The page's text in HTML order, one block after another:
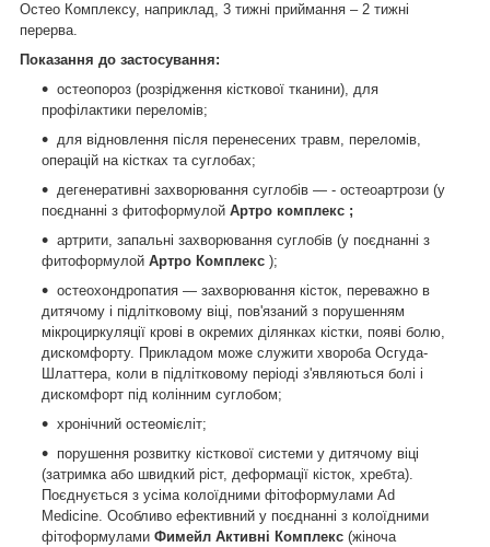
Остео Комплексу, наприклад, 3 тижні приймання – 2 тижні
перерва.
Показання до застосування:
остеопороз (розрідження кісткової тканини), для
профілактики переломів;
для відновлення після перенесених травм, переломів,
операцій на кістках та суглобах;
дегенеративні захворювання суглобів ― - остеоартрози (у
поєднанні з фитоформулой Артро комплекс ;
артрити, запальні захворювання суглобів (у поєднанні з
фитоформулой Артро Комплекс );
остеохондропатия — захворювання кісток, переважно в
дитячому і підлітковому віці, пов'язаний з порушенням
мікроциркуляції крові в окремих ділянках кістки, появі болю,
дискомфорту. Прикладом може служити хвороба Осгуда-
Шлаттера, коли в підлітковому періоді з'являються болі і
дискомфорт під колінним суглобом;
хронічний остеомієліт;
порушення розвитку кісткової системи у дитячому віці
(затримка або швидкий ріст, деформації кісток, хребта).
Поєднується з усіма колоїдними фітоформулами Ad
Medicine. Особливо ефективний у поєднанні з колоїдними
фітоформулами Фимейл Активні Комплекс (жіноча